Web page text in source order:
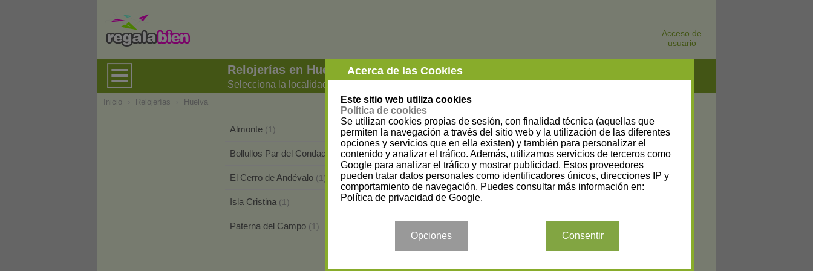
Acceso de
usuario
Relojerías en Huelva
Selecciona la localidad
Acerca de las Cookies
Este sitio web utiliza cookies
Política de cookies
Se utilizan cookies propias de sesión, con finalidad técnica (aquellas que
permiten la navegación a través del sitio web y la utilización de las diferentes
opciones y servicios que en ella existen) y también para personalizar el
contenido y analizar el tráfico. Además, utilizamos servicios de terceros como
Google para analizar el tráfico y mostrar publicidad. Estos proveedores
pueden tratar datos personales como identificadores únicos, direcciones IP y
comportamiento de navegación. Puedes consultar más información en:
Política de privacidad de Google.
Opciones Consentir
Inicio Relojerías Huelva
Almonte (1) Alosno (1)
Bollullos Par del Condado (2) Cortegana(1)
El Cerro de Andévalo (1) Huelva(9)
Isla Cristina (1) La Palma del Condado
Paterna del Campo (1)